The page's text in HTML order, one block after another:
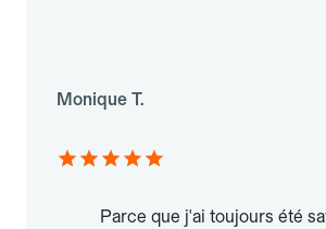
Monique T.
Parce que j'ai toujours été